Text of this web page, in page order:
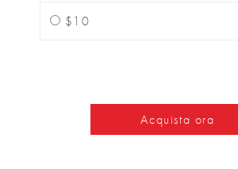
$10
Acquista ora